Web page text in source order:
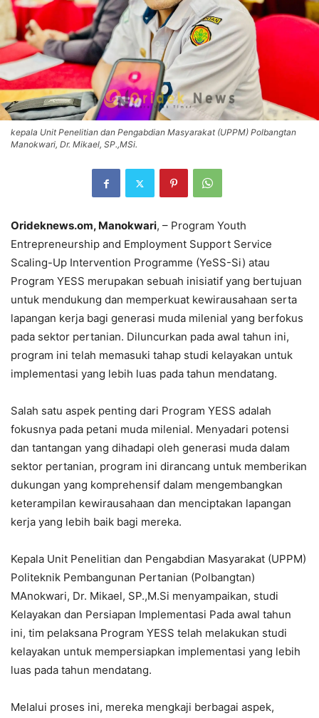
kepala Unit Penelitian dan Pengabdian Masyarakat (UPPM) Polbangtan
Manokwari, Dr. Mikael, SP.,MSi.
Orideknews.om, Manokwari, – Program Youth
Entrepreneurship and Employment Support Service
Scaling-Up Intervention Programme (YeSS-Si) atau
Program YESS merupakan sebuah inisiatif yang bertujuan
untuk mendukung dan memperkuat kewirausahaan serta
lapangan kerja bagi generasi muda milenial yang berfokus
pada sektor pertanian. Diluncurkan pada awal tahun ini,
program ini telah memasuki tahap studi kelayakan untuk
implementasi yang lebih luas pada tahun mendatang.
Salah satu aspek penting dari Program YESS adalah
fokusnya pada petani muda milenial. Menyadari potensi
dan tantangan yang dihadapi oleh generasi muda dalam
sektor pertanian, program ini dirancang untuk memberikan
dukungan yang komprehensif dalam mengembangkan
keterampilan kewirausahaan dan menciptakan lapangan
kerja yang lebih baik bagi mereka.
Kepala Unit Penelitian dan Pengabdian Masyarakat (UPPM)
Politeknik Pembangunan Pertanian (Polbangtan)
MAnokwari, Dr. Mikael, SP.,M.Si menyampaikan, studi
Kelayakan dan Persiapan Implementasi Pada awal tahun
ini, tim pelaksana Program YESS telah melakukan studi
kelayakan untuk mempersiapkan implementasi yang lebih
luas pada tahun mendatang.
Melalui proses ini, mereka mengkaji berbagai aspek,